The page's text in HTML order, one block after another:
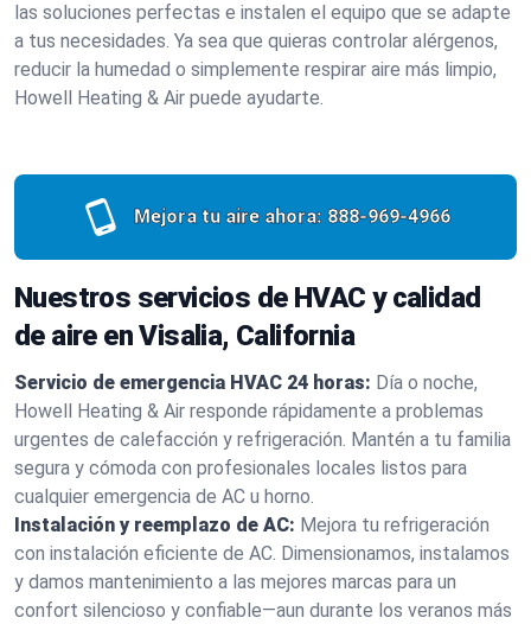
las soluciones perfectas e instalen el equipo que se adapte
a tus necesidades. Ya sea que quieras controlar alérgenos,
reducir la humedad o simplemente respirar aire más limpio,
Howell Heating & Air puede ayudarte.
Mejora tu aire ahora: 888-969-4966
Nuestros servicios de HVAC y calidad
de aire en Visalia, California
Servicio de emergencia HVAC 24 horas: Día o noche,
Howell Heating & Air responde rápidamente a problemas
urgentes de calefacción y refrigeración. Mantén a tu familia
segura y cómoda con profesionales locales listos para
cualquier emergencia de AC u horno.
Instalación y reemplazo de AC: Mejora tu refrigeración
con instalación eficiente de AC. Dimensionamos, instalamos
y damos mantenimiento a las mejores marcas para un
confort silencioso y confiable—aun durante los veranos más